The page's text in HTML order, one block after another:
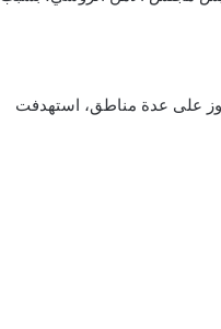
أن روسيا أطلقت 309 طائرات مسيّرة و8 صواريخ كروز على عدة مناطق، استهدفت